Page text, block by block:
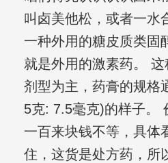
叫卤美他松，或者一水
一种外用的糖皮质类固
就是外用的激素药。
剂型为主，药膏的规格
5克: 7.5毫克)的样子。
一百来块钱不等，具体
住，这货是处方药，所